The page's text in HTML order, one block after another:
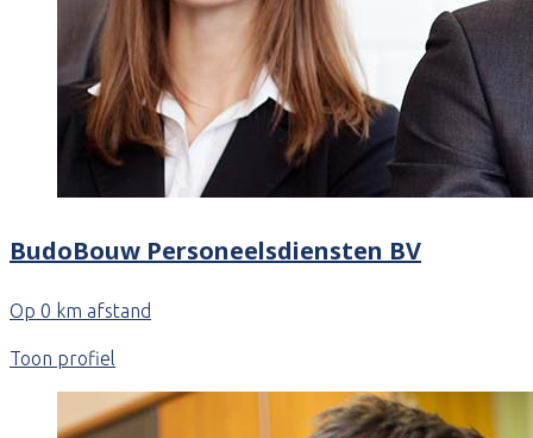
BudoBouw Personeelsdiensten BV
Op 0 km afstand
Toon profiel